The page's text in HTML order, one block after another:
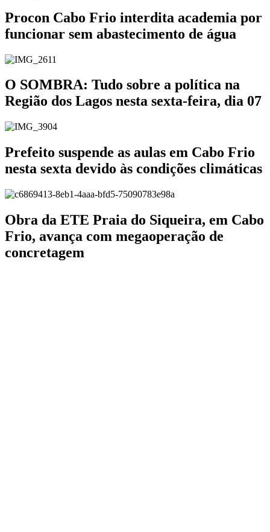
Procon Cabo Frio interdita academia por
funcionar sem abastecimento de água
O SOMBRA: Tudo sobre a política na
Região dos Lagos nesta sexta-feira, dia 07
Prefeito suspende as aulas em Cabo Frio
nesta sexta devido às condições climáticas
Obra da ETE Praia do Siqueira, em Cabo
Frio, avança com megaoperação de
concretagem